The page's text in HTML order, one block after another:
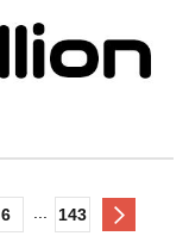
6 143